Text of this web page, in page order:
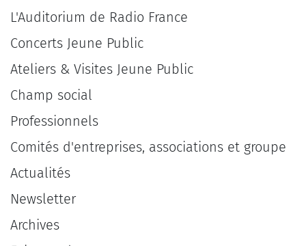
L'Auditorium de Radio France
Concerts Jeune Public
Ateliers & Visites Jeune Public
Champ social
Professionnels
Comités d'entreprises, associations et groupe
Actualités
Newsletter
Archives